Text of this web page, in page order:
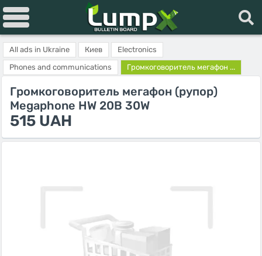
All ads in Ukraine Киев
Electronics
Phones and communications
Громкоговоритель мегафон ...
Громкоговоритель мегафон (рупор)
Megaphone HW 20B 30W
515 UAH